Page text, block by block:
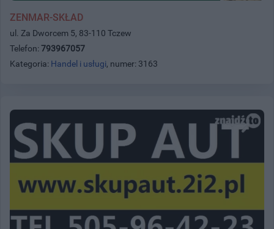
ZENMAR-SKŁAD
ul. Za Dworcem 5, 83-110 Tczew
Telefon: 793967057
Kategoria: Handel i usługi, numer: 3163